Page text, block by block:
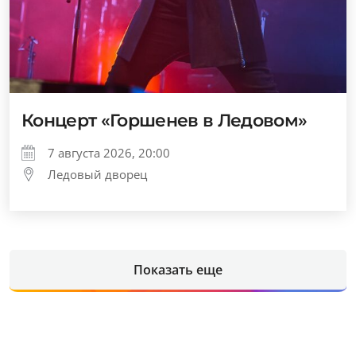
Концерт «Горшенев в Ледовом»
7 августа 2026, 20:00
Ледовый дворец
Показать еще